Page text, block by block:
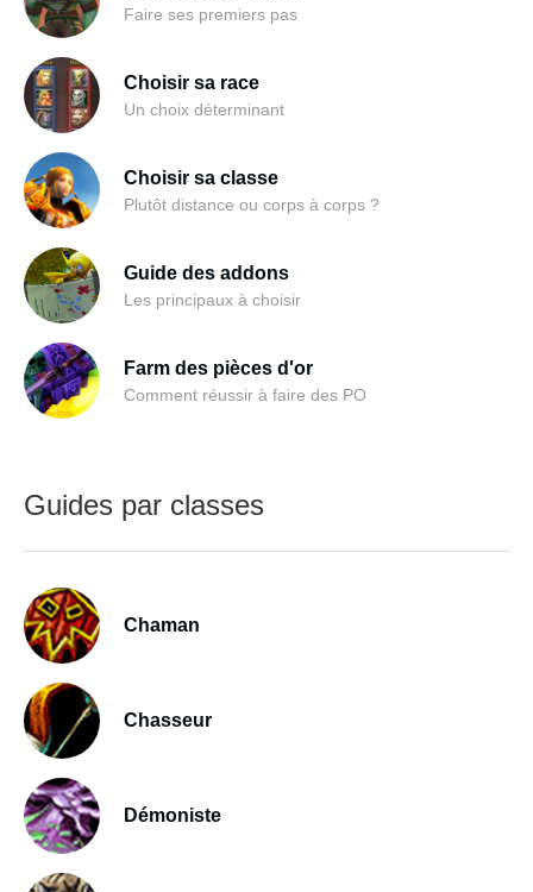
Faire ses premiers pas
Choisir sa race
Un choix déterminant
Choisir sa classe
Plutôt distance ou corps à corps ?
Guide des addons
Les principaux à choisir
Farm des pièces d'or
Comment réussir à faire des PO
Guides par classes
Chaman
Chasseur
Démoniste